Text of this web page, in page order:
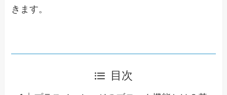
きます。
目次